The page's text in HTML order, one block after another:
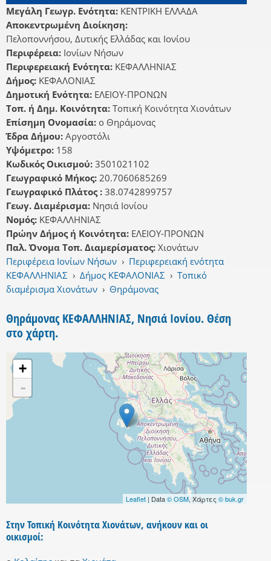
Μεγάλη Γεωγρ. Ενότητα: ΚΕΝΤΡΙΚΗ ΕΛΛΑΔΑ
Αποκεντρωμένη Διοίκηση:
Πελοποννήσου, Δυτικής Ελλάδας και Ιονίου
Περιφέρεια: Ιονίων Νήσων
Περιφερειακή Ενότητα: ΚΕΦΑΛΛΗΝΙΑΣ
Δήμος: ΚΕΦΑΛΟΝΙΑΣ
Δημοτική Ενότητα: ΕΛΕΙΟΥ-ΠΡΟΝΩΝ
Τοπ. ή Δημ. Κοινότητα: Τοπική Κοινότητα Χιονάτων
Επίσημη Ονομασία: ο Θηράμονας
Έδρα Δήμου: Αργοστόλι
Υψόμετρο: 158
Κωδικός Οικισμού: 3501021102
Γεωγραφικό Μήκος: 20.7060685269
Γεωγραφικό Πλάτος : 38.0742899757
Γεωγ. Διαμέρισμα: Νησιά Ιονίου
Νομός: ΚΕΦΑΛΛΗΝΙΑΣ
Πρώην Δήμος ή Κοινότητα: ΕΛΕΙΟΥ-ΠΡΟΝΩΝ
Παλ. Όνομα Τοπ. Διαμερίσματος: Χιονάτων
Περιφέρεια Ιονίων Νήσων › Περιφερειακή ενότητα
ΚΕΦΑΛΛΗΝΙΑΣ › Δήμος ΚΕΦΑΛΟΝΙΑΣ › Τοπικό
διαμέρισμα Χιονάτων › Θηράμονας
Θηράμονας ΚΕΦΑΛΛΗΝΙΑΣ, Νησιά Ιονίου. Θέση
στο χάρτη.
+
-
Leaflet | Data© OSM, Χάρτες © buk.gr
Στην Τοπική Κοινότητα Χιονάτων, ανήκουν και οι
οικισμοί: